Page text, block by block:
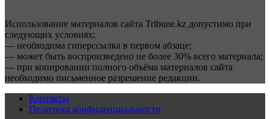
Использование материалов сайта Tribune.kz допустимо при
следующих условиях:
— необходима гиперссылка в первом абзаце;
— может быть воспроизведено не более 30% всего материала;
— при копировании полного объёма материалов сайта
необходимо письменное разрешение редакции.
Контакты
Политика конфиденциальности